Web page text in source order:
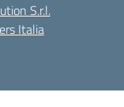
S.r.l.
Italia